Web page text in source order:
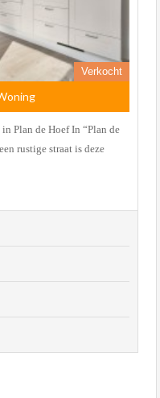
Verkocht
Plan de Hoef In “Plan de
rustige straat is deze